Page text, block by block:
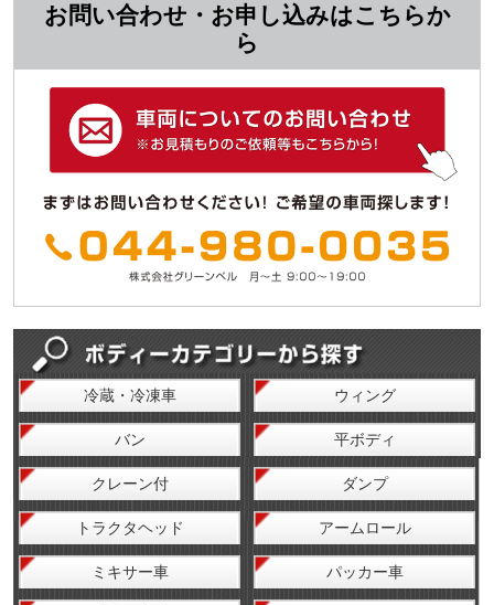
お問い合わせ・お申し込みはこちらか
ら
冷蔵・冷凍車 ウィング
バン 平ボディ
クレーン付 ダンプ
トラクタヘッド アームロール
ミキサー車 パッカー車